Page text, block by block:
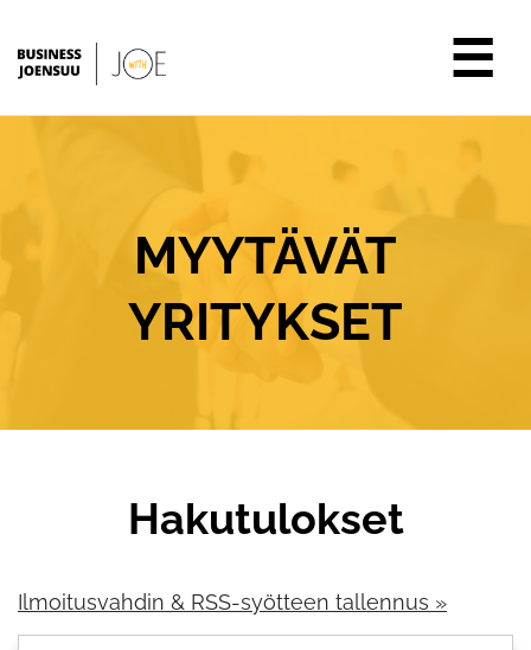
☰
MYYTÄVÄT
YRITYKSET
Hakutulokset
Ilmoitusvahdin & RSS-syötteen tallennus »